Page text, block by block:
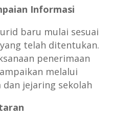
Informasi
baru mulai sesuai
telah ditentukan.
penerimaan
melalui
jejaring sekolah